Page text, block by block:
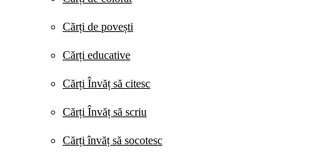
Cărți de povești
Cărți educative
Cărți Învăț să citesc
Cărți Învăț să scriu
Cărți învăț să socotesc